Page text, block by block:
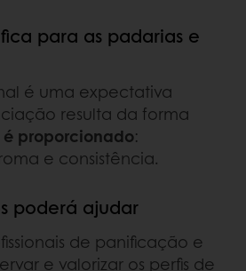
para as padarias e
é uma expectativa
resulta da forma
é proporcionado:
e consistência.
poderá ajudar
de panificação e
e valorizar os perfis de